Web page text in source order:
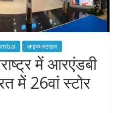
लाइफ-स्टाइल
में आरएंडबी
में 26वां स्टोर